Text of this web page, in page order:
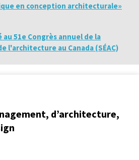
en conception architecturale»
au 51e Congrès annuel de la
l'architecture au Canada (SÉAC)
d’architecture,